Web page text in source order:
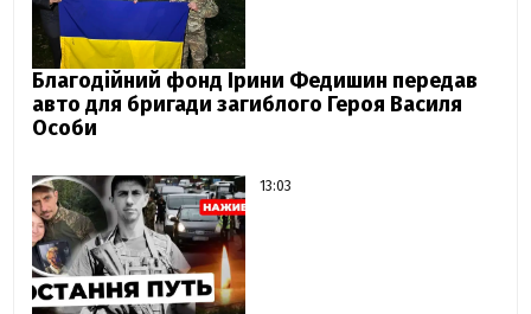
Благодійний фонд Ірини Федишин передав
авто для бригади загиблого Героя Василя
Особи
13:03